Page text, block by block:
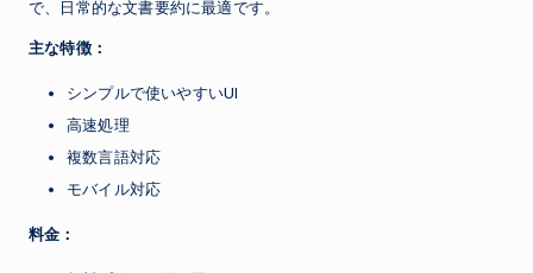
で、日常的な文書要約に最適です。
主な特徴：
シンプルで使いやすいUI
高速処理
複数言語対応
モバイル対応
料金：